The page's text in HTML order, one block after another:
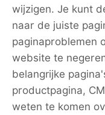
wijzigen. Je kunt
naar de juiste
paginaproblemen
website te
belangrijke
productpagina,
weten te komen